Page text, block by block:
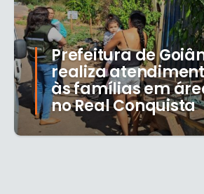
Prefeitura de
realiza
às famílias em
no Real Conquista